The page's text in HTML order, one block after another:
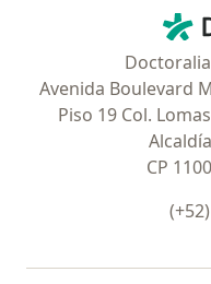
Doctoralia
Avenida Boulevard
Piso 19 Col.
CP